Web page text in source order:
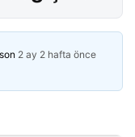
2 ay 2 hafta önce